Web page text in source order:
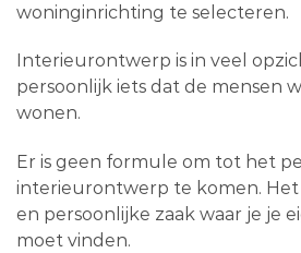
woninginrichting te selecteren.
Interieurontwerp is in veel
persoonlijk iets dat de mensen
wonen.
Er is geen formule om tot het
interieurontwerp te komen. Het
en persoonlijke zaak waar je je
moet vinden.